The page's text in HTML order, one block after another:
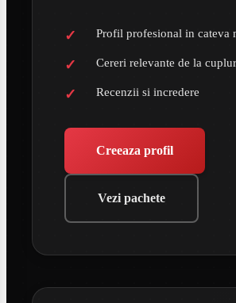
Profil profesional in cateva
Cereri relevante de la
Recenzii si incredere
Creeaza profil
Vezi pachete